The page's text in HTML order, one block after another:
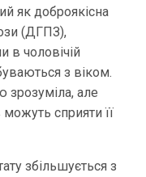
як доброякісна
(ДГПЗ),
в чоловічій
з віком.
зрозуміла, але
сприяти її
збільшується з